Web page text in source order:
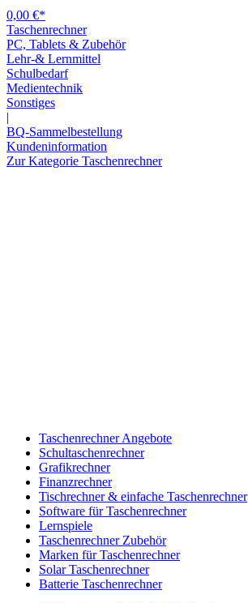
0,00 €*
Taschenrechner
PC, Tablets & Zubehör
Lehr-& Lernmittel
Schulbedarf
Medientechnik
Sonstiges
|
BQ-Sammelbestellung
Kundeninformation
Zur Kategorie Taschenrechner
Taschenrechner Angebote
Schultaschenrechner
Grafikrechner
Finanzrechner
Tischrechner & einfache Taschenrechner
Software für Taschenrechner
Lernspiele
Taschenrechner Zubehör
Marken für Taschenrechner
Solar Taschenrechner
Batterie Taschenrechner